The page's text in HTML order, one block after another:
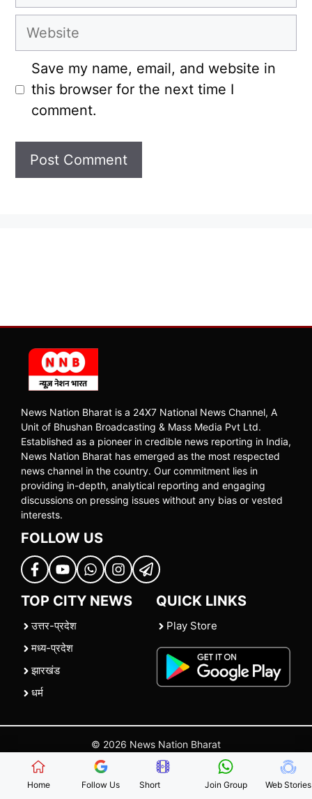
Website
Save my name, email, and website in
this browser for the next time I
comment.
News Nation Bharat is a 24X7 National News Channel, A
Unit of Bhushan Broadcasting & Mass Media Pvt Ltd.
Established as a pioneer in credible news reporting in India,
News Nation Bharat has emerged as the most respected
news channel in the country. Our commitment lies in
providing in-depth, analytical reporting and engaging
discussions on pressing issues without any bias or vested
interests.
FOLLOW US
TOP CITY NEWS
उत्तर-प्रदेश
मध्य-प्रदेश
झारखंड
धर्म
QUICK LINKS
Play Store
© 2026 News Nation Bharat
| |Contact Us |Policies Terms and Conditions
Home Follow Us
Short
Join Group Web Stories